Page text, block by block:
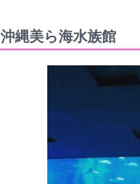
沖縄美ら海水族館